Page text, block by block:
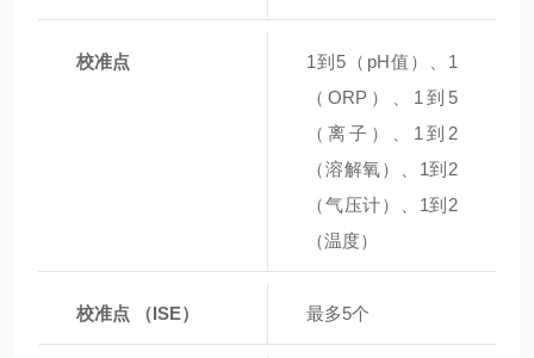
校准点
1到5（pH值）、1
（ORP）、1到5
（离子）、1到2
（溶解氧）、1到2
（气压计）、1到2
（温度）
校准点 （ISE） 最多5个